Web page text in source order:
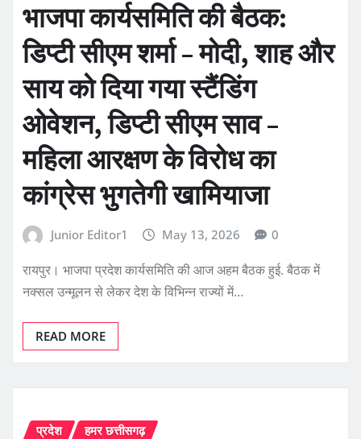
भाजपा कार्यसमिति की बैठक:
डिप्टी सीएम शर्मा – मोदी, शाह और
साय को दिया गया स्टैंडिंग
ओवेशन, डिप्टी सीएम साव –
महिला आरक्षण के विरोध का
कांग्रेस भुगतेगी खामियाजा
Junior Editor1 May 13, 2026 0
रायपुर। भाजपा प्रदेश कार्यसमिति की आज अहम बैठक हुई. बैठक में
नक्सल उन्मूलन से लेकर देश के विभिन्न राज्यों में…
READ MORE
प्रदेश हमर छत्तीसगढ़